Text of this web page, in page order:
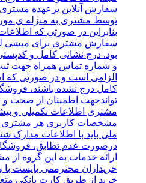
سفارش آنلاین برعهده
توسط مشتری به منزله ی
بنابراین در صورتی که
سفارش مشتری برای میشی
بود. درج نشانی کامل و
و شماره تماس همراه جهت
الزامی است و در صورتی که
کامل درج نشده باشند،
تواندجهت اطمینان از صحت
مشتری اطلاعات تکمیلی و
مشخصات کاربری هر مشتری
ملی باید با اطلاعات مدارک
درصورت عدم تطابق،
ارائه خدمات به این گروه از
خریداران محترممی بایست
خرید از طریق کارت بانکی